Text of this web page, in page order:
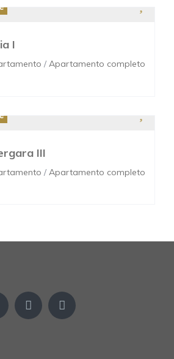
I
/ Apartamento completo
III
/ Apartamento completo